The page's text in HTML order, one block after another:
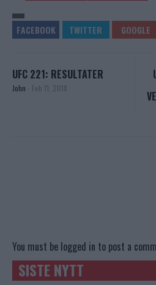
UFC 221: RESULTATER
John - Feb 11, 2018
You must be logged in to post a
SISTE NYTT